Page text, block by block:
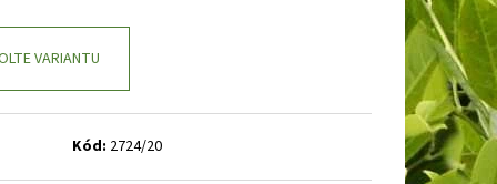
VARIANTU
Kód: 2724/20